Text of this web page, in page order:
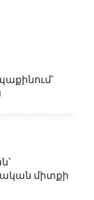
միտքի